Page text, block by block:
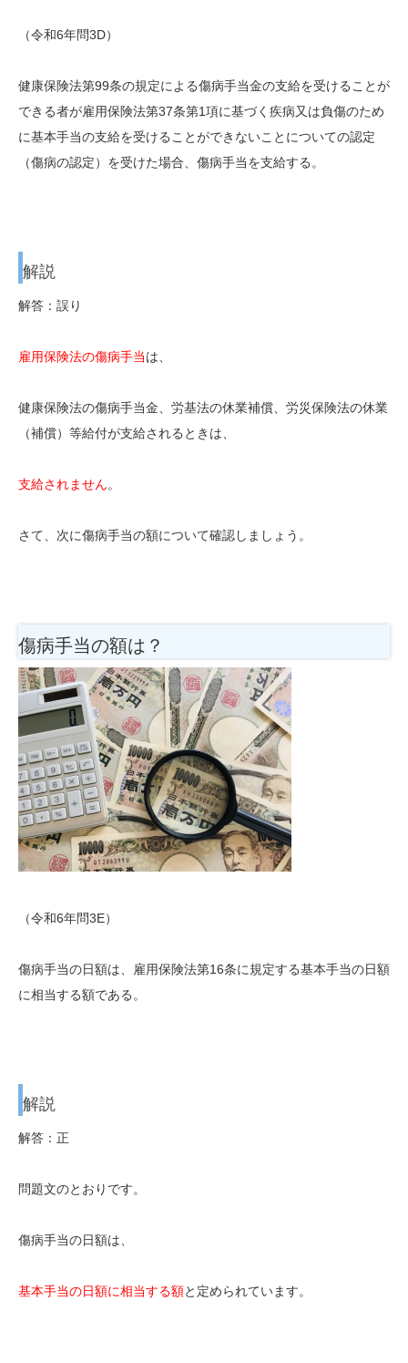
（令和6年問3D）
健康保険法第99条の規定による傷病手当金の支給を受けることが
できる者が雇用保険法第37条第1項に基づく疾病又は負傷のため
に基本手当の支給を受けることができないことについての認定
（傷病の認定）を受けた場合、傷病手当を支給する。
解説
解答：誤り
雇用保険法の傷病手当は、
健康保険法の傷病手当金、労基法の休業補償、労災保険法の休業
（補償）等給付が支給されるときは、
支給されません。
さて、次に傷病手当の額について確認しましょう。
傷病手当の額は？
（令和6年問3E）
傷病手当の日額は、雇用保険法第16条に規定する基本手当の日額
に相当する額である。
解説
解答：正
問題文のとおりです。
傷病手当の日額は、
基本手当の日額に相当する額と定められています。